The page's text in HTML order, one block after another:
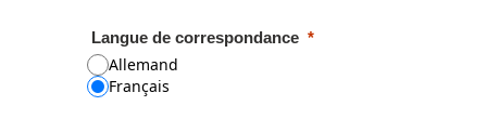
Langue de correspondance
Allemand
Français